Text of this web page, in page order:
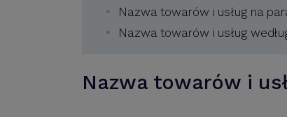
Nazwa towarów i usług na
Nazwa towarów i usług
Nazwa towarów i